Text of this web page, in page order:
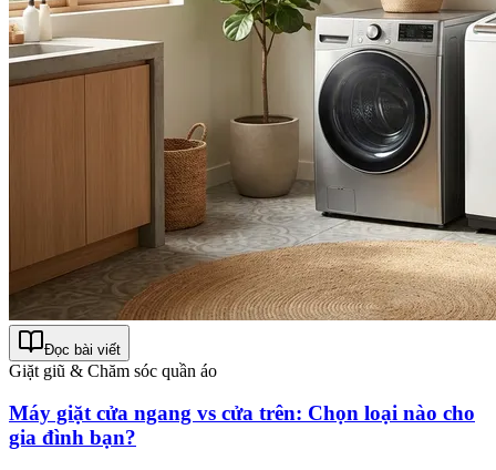
Đọc bài viết
Giặt giũ & Chăm sóc quần áo
Máy giặt cửa ngang vs cửa trên: Chọn loại nào cho
gia đình bạn?